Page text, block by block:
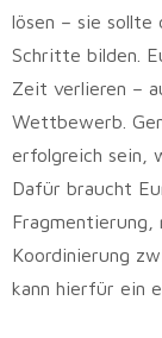
lösen – sie
Schritte bilden.
Zeit verlieren –
Wettbewerb.
erfolgreich sein,
Dafür braucht
Fragmentierung,
Koordinierung
kann hierfür ein